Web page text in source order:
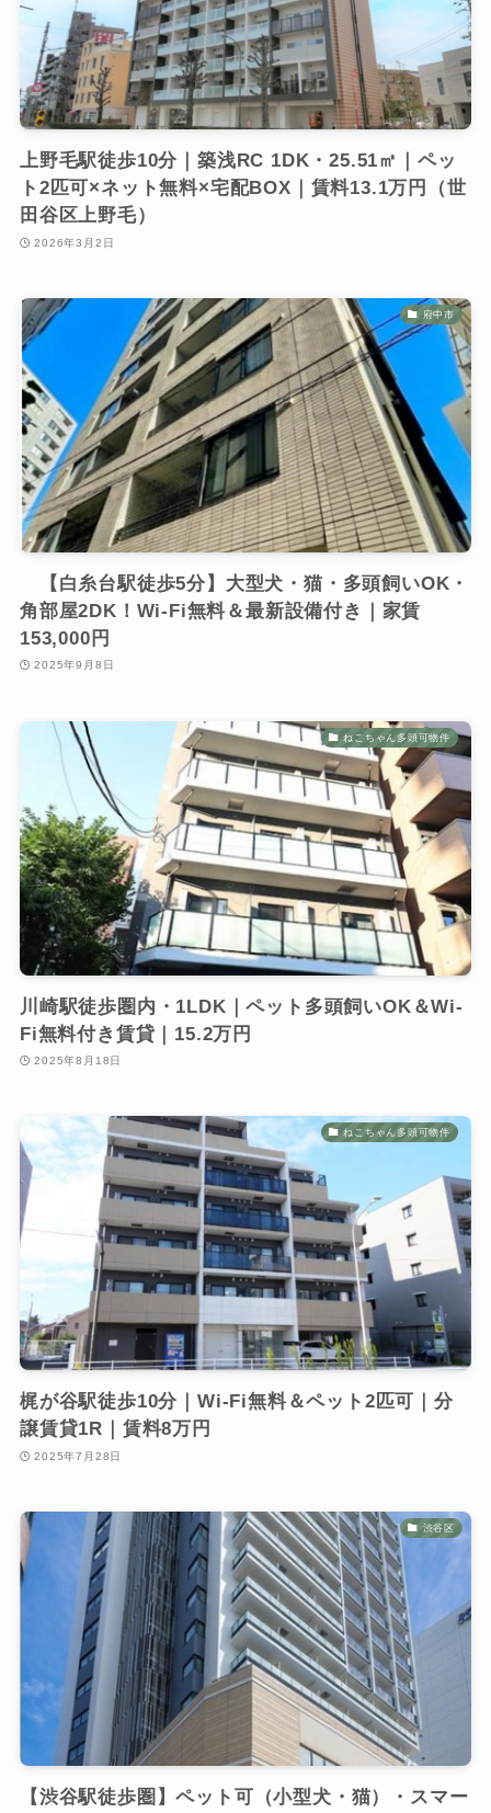
上野毛駅徒歩10分｜築浅RC 1DK・25.51㎡｜ペッ
ト2匹可×ネット無料×宅配BOX｜賃料13.1万円（世
田谷区上野毛）
2026年3月2日
府中市
【白糸台駅徒歩5分】大型犬・猫・多頭飼いOK・
角部屋2DK！Wi-Fi無料＆最新設備付き｜家賃
153,000円
2025年9月8日
ねこちゃん多頭可物件
川崎駅徒歩圏内・1LDK｜ペット多頭飼いOK＆Wi-
Fi無料付き賃貸｜15.2万円
2025年8月18日
ねこちゃん多頭可物件
梶が谷駅徒歩10分｜Wi-Fi無料＆ペット2匹可｜分
譲賃貸1R｜賃料8万円
2025年7月28日
渋谷区
【渋谷駅徒歩圏】ペット可（小型犬・猫）・スマー